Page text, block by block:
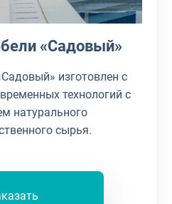
«Садовый»
изготовлен с
технологий с
натурального
сырья.